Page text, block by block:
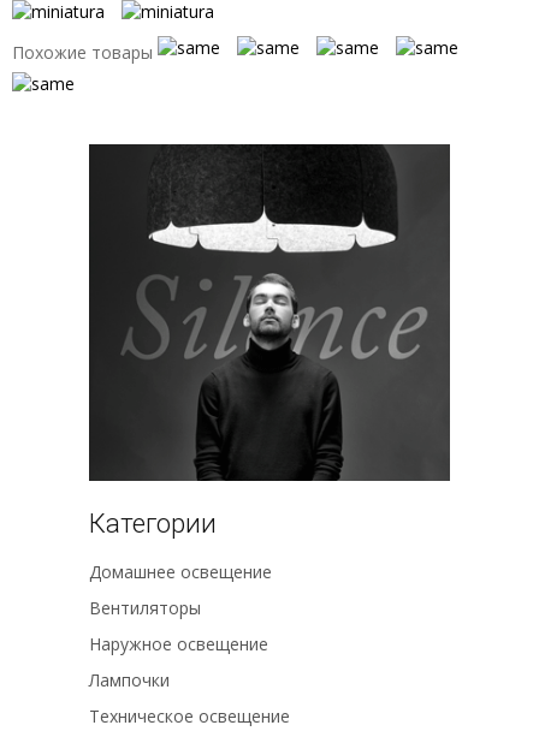
Похожие товары
Категории
Домашнее освещение
Вентиляторы
Наружное освещение
Лампочки
Техническое освещение